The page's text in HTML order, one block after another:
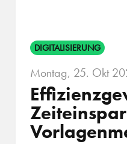
DIGITALISIERUNG
Montag, 25. Okt